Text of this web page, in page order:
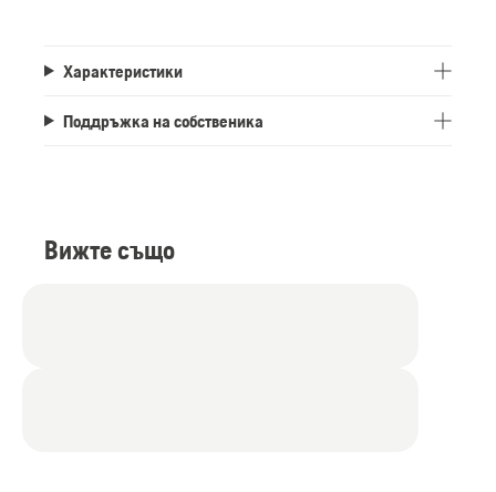
Характеристики
Поддръжка на собственика
Вижте също